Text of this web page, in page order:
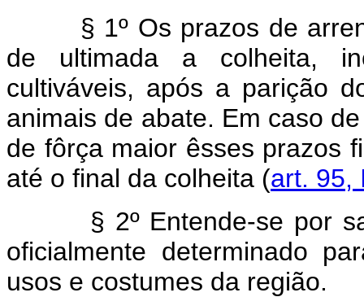
§ 1º Os prazos de
de ultimada a colheita,
cultiváveis, após a parição
animais de abate. Em caso
de fôrça maior êsses prazos
até o final da colheita (art. 95,
§ 2º Entende-se por
oficialmente determinado
usos e costumes da região.